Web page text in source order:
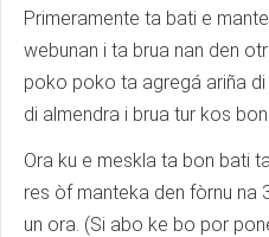
Primeramente ta bati e
webunan i ta brua nan den
poko poko ta agregá ariña
di almendra i brua tur kos
Ora ku e meskla ta bon bati
res òf manteka den fòrnu na
un ora. (Si abo ke bo por